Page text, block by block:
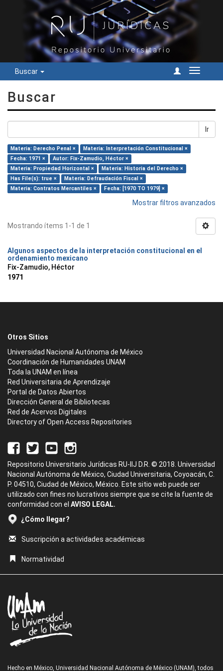
Buscar
Cambiar
Buscar
Ir
Materia: Derecho Penal ×
Materia: Interpretación Constitucional ×
Fecha: 1971 ×
Autor: Fix-Zamudio, Héctor ×
Materia: Propiedad Horizontal ×
Materia: Historia del Derecho ×
Has File(s): true ×
Materia: Defraudación Fiscal ×
Materia: Contratos Mercantiles ×
Fecha: [1970 TO 1979] ×
Mostrar filtros avanzados
Mostrando ítems 1-1 de 1
Algunos aspectos de la interpretación constitucional en el
ordenamiento mexicano
Fix-Zamudio, Héctor
1971
Otros Sitios
Universidad Nacional Autónoma de México
Coordinación de Humanidades UNAM
Toda la UNAM en línea
Red Universitaria de Aprendizaje
Portal de Datos Abiertos
Dirección General de Bibliotecas
Red de Acervos Digitales
Directory of Open Access Repositories
Repositorio Universitario Jurídicas RU-IIJ D.R. © 2018. Universidad
Nacional Autónoma de México, Ciudad Universitaria, Coyoacán, C.
P. 04510, Ciudad de México, México. Este sitio web puede ser
utilizado con fines no lucrativos siempre que se cite la fuente de
conformidad con el AVISO LEGAL.
¿Cómo llegar?
Suscripción a actividades académicas
Normatividad
Hecho en México, Universidad Nacional Autónoma de México (UNAM), todos